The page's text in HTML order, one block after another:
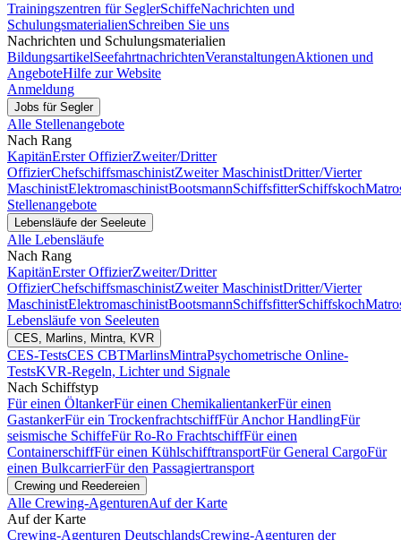
Trainingszentren für SeglerSchiffeNachrichten und
SchulungsmaterialienSchreiben Sie uns
Nachrichten und Schulungsmaterialien
BildungsartikelSeefahrtnachrichtenVeranstaltungenAktionen und
AngeboteHilfe zur Website
Anmeldung
Jobs für Segler
Alle Stellenangebote
Nach Rang
KapitänErster OffizierZweiter/Dritter
OffizierChefschiffsmaschinistZweiter MaschinistDritter/Vierter
MaschinistElektromaschinistBootsmannSchiffsfitterSchiffskoch
Stellenangebote
Lebensläufe der Seeleute
Alle Lebensläufe
Nach Rang
KapitänErster OffizierZweiter/Dritter
OffizierChefschiffsmaschinistZweiter MaschinistDritter/Vierter
MaschinistElektromaschinistBootsmannSchiffsfitterSchiffskoch
Lebensläufe von Seeleuten
CES, Marlins, Mintra, KVR
CES-TestsCES CBTMarlinsMintraPsychometrische Online-
TestsKVR-Regeln, Lichter und Signale
Nach Schiffstyp
Für einen ÖltankerFür einen ChemikalientankerFür einen
GastankerFür ein TrockenfrachtschiffFür Anchor HandlingFür
seismische SchiffeFür Ro-Ro FrachtschiffFür einen
ContainerschiffFür einen KühlschifftransportFür General CargoFür
einen BulkcarrierFür den Passagiertransport
Crewing und Reedereien
Alle Crewing-AgenturenAuf der Karte
Auf der Karte
Crewing-Agenturen DeutschlandsCrewing-Agenturen der